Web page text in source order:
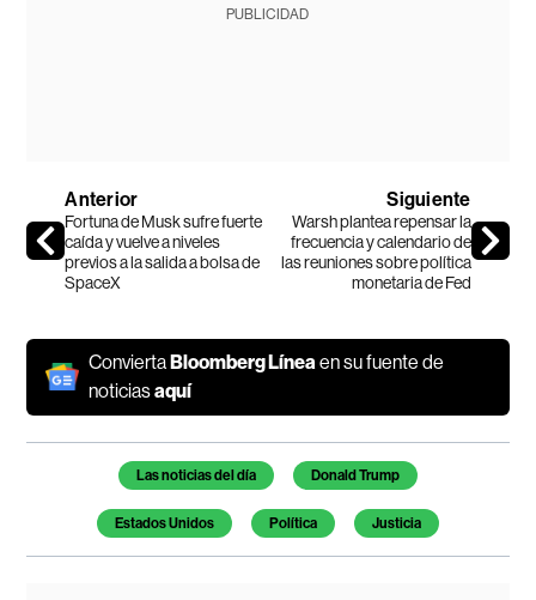
PUBLICIDAD
Anterior
Fortuna de Musk sufre fuerte
caída y vuelve a niveles
previos a la salida a bolsa de
SpaceX
Siguiente
Warsh plantea repensar la
frecuencia y calendario de
las reuniones sobre política
monetaria de Fed
ConviertaBloomberg Línea en su fuente de
noticiasaquí
Temas de este artículo
Las noticias del día Donald Trump
Estados Unidos Política Justicia